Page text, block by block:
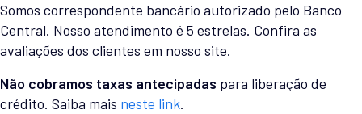
Somos correspondente bancário autorizado pelo Banco
Central. Nosso atendimento é 5 estrelas. Confira as
avaliações dos clientes em nosso site.
Não cobramos taxas antecipadas para liberação de
crédito. Saiba mais neste link.